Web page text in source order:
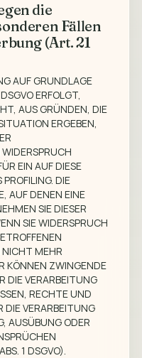
die
Fällen
(Art. 21
AUF GRUNDLAGE
ERFOLGT,
AUS GRÜNDEN, DIE
ERGEBEN,
EIN AUF DIESE
DIE
AUF DENEN EINE
SIE DIESER
SIE WIDERSPRUCH
NICHT MEHR
KÖNNEN ZWINGENDE
DIE VERARBEITUNG
RECHTE UND
DIE VERARBEITUNG
AUSÜBUNG ODER
1 DSGVO).